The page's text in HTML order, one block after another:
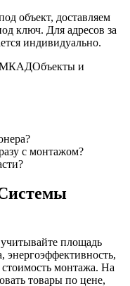
объект, доставляем
ключ. Для адресов за
индивидуально.
МКАДОбъекты и
с монтажом?
площадь
монтажа. На
товары по цене,